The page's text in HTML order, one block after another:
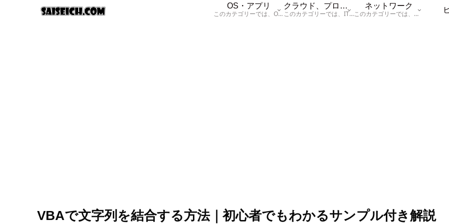
OS・アプリ
このカテゴリーでは、OSに関する情報を記載しています。
クラウド、プログラム
このカテゴリーでは、ITに関する基本的な情報として「ハードウェア、「サーバー」、「データベース、「ネットワーク」、「セキュリティ」、「プログラム」に関する情報を記載しています。
ネットワーク
このカテゴリーでは、「ネットワーク」に関する情報を記載しています。
VBAで文字列を結合する方法｜初心者でもわかるサンプル付き解説